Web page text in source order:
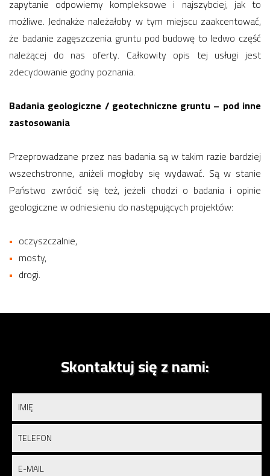
zapytanie odpowiemy kompleksowe i najszybciej, jak to
możliwe. Jednakże należałoby w tym miejscu zaakcentować,
że badanie zagęszczenia gruntu pod budowę to ledwo część
należącej do nas oferty. Całkowity opis tej usługi jest
zdecydowanie godny poznania.
Badania geologiczne / geotechniczne gruntu – pod inne
zastosowania
Przeprowadzane przez nas badania są w takim razie bardziej
wszechstronne, aniżeli mogłoby się wydawać. Są w stanie
Państwo zwrócić się też, jeżeli chodzi o badania i opinie
geologiczne w odniesieniu do następujących projektów:
oczyszczalnie,
mosty,
drogi.
Skontaktuj się z nami: